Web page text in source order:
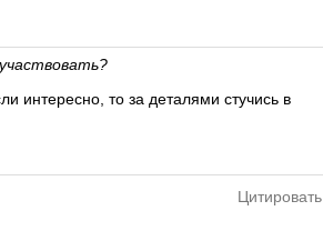
то за деталями стучись в
Цитировать